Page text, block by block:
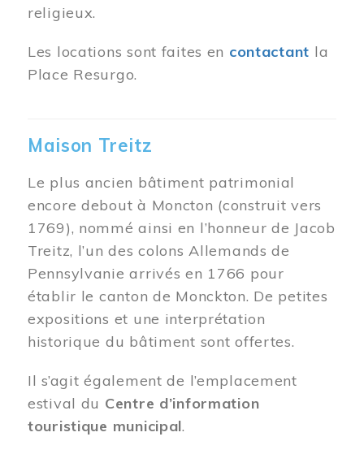
religieux.
Les locations sont faites en contactant la
Place Resurgo.
Maison Treitz
Le plus ancien bâtiment patrimonial
encore debout à Moncton (construit vers
1769), nommé ainsi en l’honneur de Jacob
Treitz, l’un des colons Allemands de
Pennsylvanie arrivés en 1766 pour
établir le canton de Monckton. De petites
expositions et une interprétation
historique du bâtiment sont offertes.
Il s’agit également de l’emplacement
estival du Centre d’information
touristique municipal.